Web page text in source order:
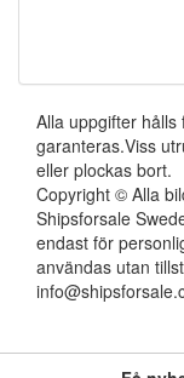
Alla uppgifter
garanteras.Viss
eller plockas bort.
Copyright © Alla
Shipsforsale
endast för
användas utan